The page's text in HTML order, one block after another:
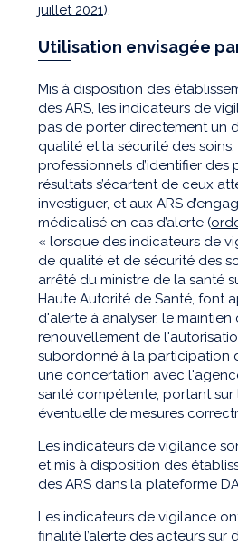
juillet 2021).
Utilisation envisagée
Mis à disposition des
des ARS, les indicateurs de
pas de porter directement un
qualité et la sécurité des
professionnels d’identifier des
résultats s’écartent de ceux
investiguer, et aux ARS
médicalisé en cas d’alerte (
« lorsque des indicateurs de
de qualité et de sécurité des
arrêté du ministre de la santé
Haute Autorité de Santé, font
d'alerte à analyser, le maintien
renouvellement de
subordonné à la participation
une concertation avec
santé compétente, portant sur
éventuelle de mesures
Les indicateurs de vigilance
et mis à disposition des
des ARS dans la plateforme
Les indicateurs de vigilance
finalité l’alerte des acteurs sur